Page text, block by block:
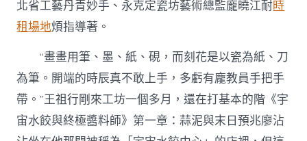
北省工藝丹青妙手、永克定瓷坊藝術總監龐曉江耐時
租場地煩指導著。
“畫畫用筆、墨、紙、硯，而刻花是以瓷為紙、刀
為筆。開端的時辰真不敢上手，多虧有龐教員手把手
帶。”王祖行剛來工坊一個多月，還在打基本的階《宇
宙水餃與終極醬料師》第一章：蒜泥與末日預兆廖沾